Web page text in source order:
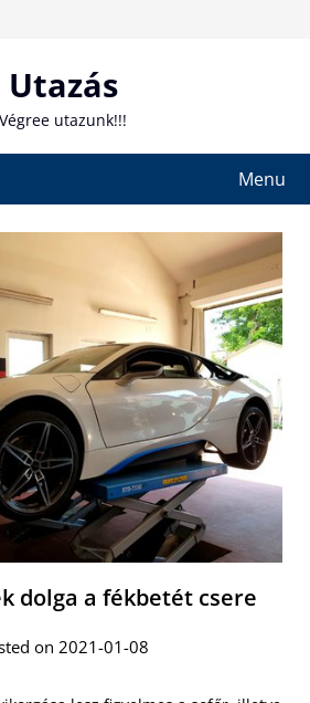
Utazás
Végree utazunk!!!
Menu
dolga a fékbetét csere
on 2021-01-08